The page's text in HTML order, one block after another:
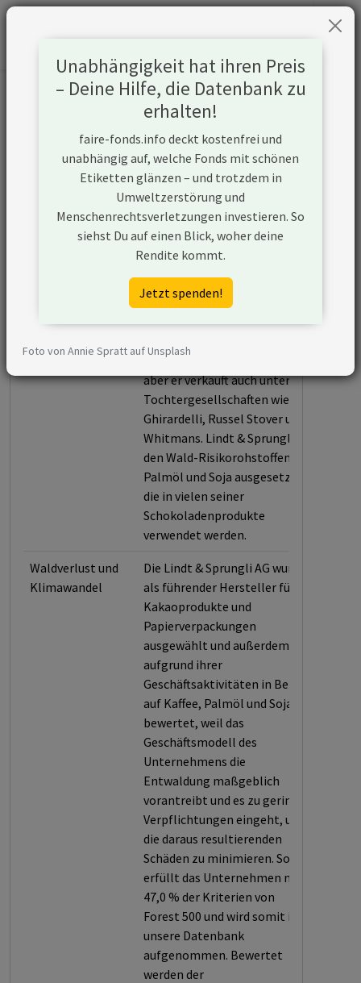
Informationen zum Unternehmen
Lindt & Sprungli AG
https://www.lindt-
spruengli.com/
Konflikte
Kurzbeschreibung
Lindt & Sprungli ist ein
Schweizer Chocolatier, der
seine Produkte weltweit in
Seine Hauptmarke ist Lindt,
aber er verkauft auch unter
Tochtergesellschaften wie
Ghirardelli, Russel Stover und
Whitmans. Lindt & Sprungli ist
den Wald-Risikorohstoffen
Palmöl und Soja ausgesetzt,
die in vielen seiner
Schokoladenprodukte
verwendet werden.
Waldverlust und
Klimawandel
Die Lindt & Sprungli AG wurde
als führender Hersteller für
Kakaoprodukte und
Papierverpackungen
ausgewählt und außerdem
aufgrund ihrer
Geschäftsaktivitäten in Bezug
auf Kaffee, Palmöl und Soja
bewertet, weil das
Geschäftsmodell des
Unternehmens die
Entwaldung maßgeblich
vorantreibt und es zu geringe
Verpflichtungen eingeht, um
die daraus resultierenden
Schäden zu minimieren. So
erfüllt das Unternehmen nur
47,0 % der Kriterien von
Forest 500 und wird somit in
unsere Datenbank
aufgenommen. Bewertet
werden der
Unabhängigkeit hat ihren Preis
– Deine Hilfe, die Datenbank zu
erhalten!
faire-fonds.info deckt kostenfrei und
unabhängig auf, welche Fonds mit schönen
Etiketten glänzen – und trotzdem in
Umweltzerstörung und
Menschenrechtsverletzungen investieren. So
siehst Du auf einen Blick, woher deine
Rendite kommt.
Jetzt spenden!
Foto von Annie Spratt auf Unsplash